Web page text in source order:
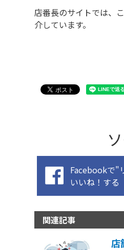
店番長のサイトでは、
介しています。
Facebookで"
いいね！する
関連記事
店